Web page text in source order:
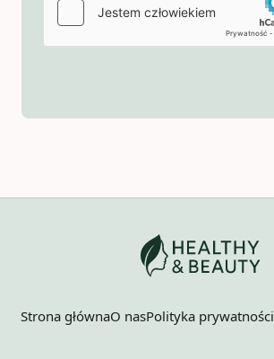
Strona głównaO nasPolityka prywatności